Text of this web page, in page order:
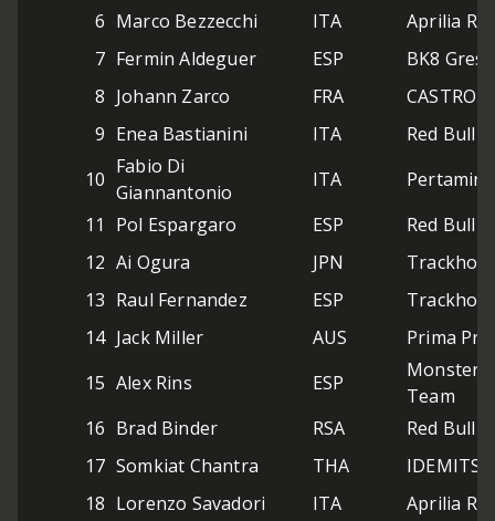
6 Marco Bezzecchi ITA
Aprilia
7 Fermin Aldeguer ESP
BK8
8 Johann Zarco FRA
CASTROL
9 Enea Bastianini ITA
Red Bull
10
Fabio Di
Giannantonio
ITA
11
Pol Espargaro ESP
Red Bull
12 Ai Ogura JPN
13 Raul Fernandez ESP
14 Jack Miller AUS
Prima
15 Alex Rins ESP
Monster
Team
16 Brad Binder RSA
Red Bull
17 Somkiat Chantra THA
18 Lorenzo Savadori ITA
Aprilia